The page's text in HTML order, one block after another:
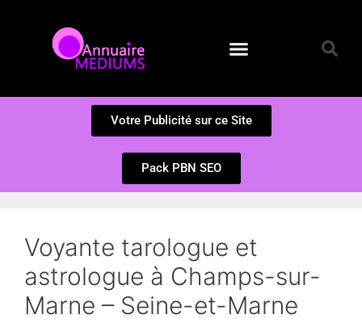
Votre Publicité sur ce Site
Pack PBN SEO
Voyante tarologue et
astrologue à Champs-sur-
Marne – Seine-et-Marne